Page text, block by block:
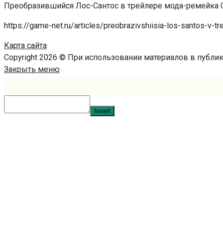
Преобразившийся Лос-Сантос в трейлере мода-ремейка
https://game-net.ru/articles/preobrazivshiisia-los-santos-v-
Карта сайта
Copyright 2026 © При использовании материалов в
Закрыть меню
Insert